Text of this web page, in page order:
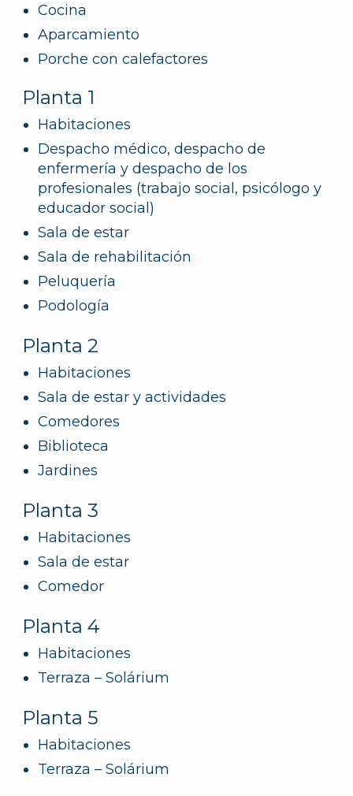
Planta 2
Habitaciones
Sala de estar y actividades
Comedores
Biblioteca
Jardines
Planta 3
Habitaciones
Sala de estar
Comedor
Planta 4
Habitaciones
Terraza – Solárium
Planta 5
Habitaciones
Terraza – Solárium
Cocina
Aparcamiento
Porche con calefactores
Planta 1
Habitaciones
Despacho médico, despacho de
enfermería y despacho de los
profesionales (trabajo social, psicólogo y
educador social)
Sala de estar
Sala de rehabilitación
Peluquería
Podología